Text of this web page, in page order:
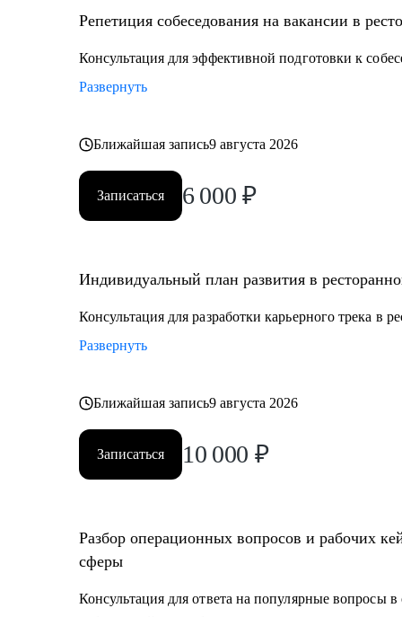
Кому могу помочь:
• Управляющим, Директорам и менеджерам
• Всем, кто хочет развиваться в сфере ресторанов
Репетиция собеседования на вакансии в
Консультация для эффективной подготовки к
Развернуть
Ближайшая запись9 августа 2026
Записаться 6 000 ₽
Индивидуальный план развития в
Консультация для разработки карьерного трека в
Развернуть
Ближайшая запись9 августа 2026
Записаться 10 000 ₽
Разбор операционных вопросов и рабочих
сферы
Консультация для ответа на популярные вопросы